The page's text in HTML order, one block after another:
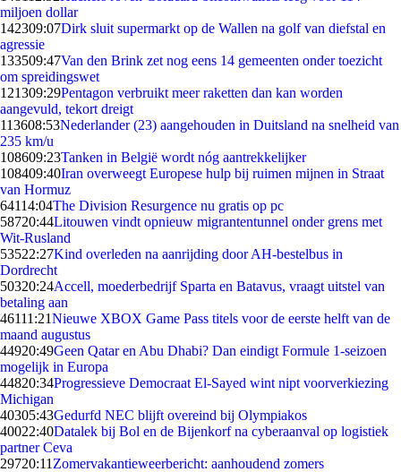
miljoen dollar
142309:07Dirk sluit supermarkt op de Wallen na golf van diefstal en
agressie
133509:47Van den Brink zet nog eens 14 gemeenten onder toezicht
om spreidingswet
121309:29Pentagon verbruikt meer raketten dan kan worden
aangevuld, tekort dreigt
113608:53Nederlander (23) aangehouden in Duitsland na snelheid van
235 km/u
108609:23Tanken in België wordt nóg aantrekkelijker
108409:40Iran overweegt Europese hulp bij ruimen mijnen in Straat
van Hormuz
64114:04The Division Resurgence nu gratis op pc
58720:44Litouwen vindt opnieuw migrantentunnel onder grens met
Wit-Rusland
53522:27Kind overleden na aanrijding door AH-bestelbus in
Dordrecht
50320:24Accell, moederbedrijf Sparta en Batavus, vraagt uitstel van
betaling aan
46111:21Nieuwe XBOX Game Pass titels voor de eerste helft van de
maand augustus
44920:49Geen Qatar en Abu Dhabi? Dan eindigt Formule 1-seizoen
mogelijk in Europa
44820:34Progressieve Democraat El-Sayed wint nipt voorverkiezing
Michigan
40305:43Gedurfd NEC blijft overeind bij Olympiakos
40022:40Datalek bij Bol en de Bijenkorf na cyberaanval op logistiek
partner Ceva
29720:11 Zomervakantieweerbericht: aanhoudend zomers